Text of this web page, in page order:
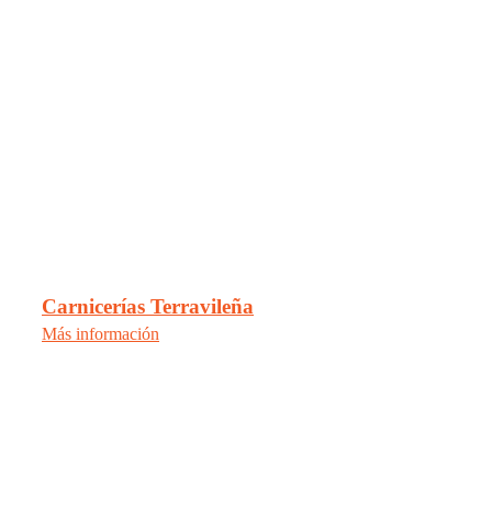
Carnicerías Terravileña
Más información